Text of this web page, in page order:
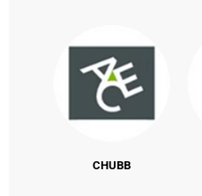
CHUBB